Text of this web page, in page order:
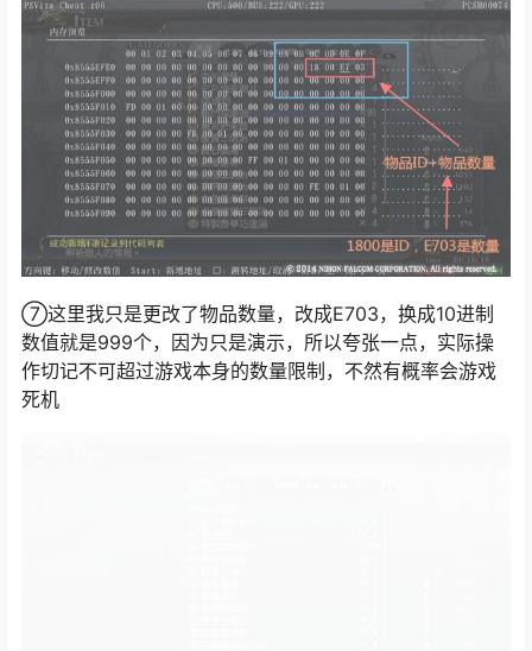
⑦这里我只是更改了物品数量，改成E703，换成10进制
数值就是999个，因为只是演示，所以夸张一点，实际操
作切记不可超过游戏本身的数量限制，不然有概率会游戏
死机